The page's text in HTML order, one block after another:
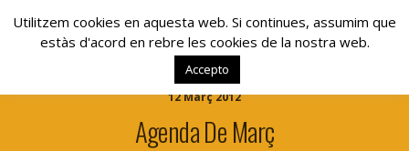
www.lacolla.cat
12 Març 2012
Agenda De Març
Utilitzem cookies en aquesta web. Si continues, assumim que
estàs d'acord en rebre les cookies de la nostra web.
Accepto